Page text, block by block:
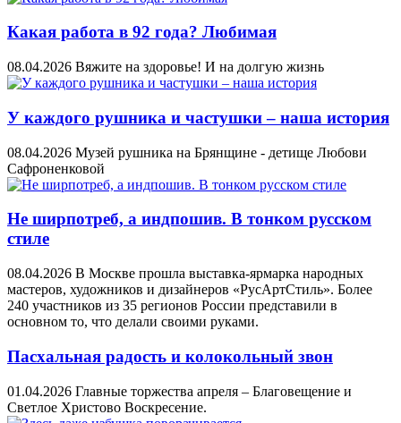
Какая работа в 92 года? Любимая
08.04.2026 Вяжите на здоровье! И на долгую жизнь
У каждого рушника и частушки – наша история
08.04.2026 Музей рушника на Брянщине - детище Любови
Сафроненковой
Не ширпотреб, а индпошив. В тонком русском
стиле
08.04.2026 В Москве прошла выставка-ярмарка народных
мастеров, художников и дизайнеров «РусАртСтиль». Более
240 участников из 35 регионов России представили в
основном то, что делали своими руками.
Пасхальная радость и колокольный звон
01.04.2026 Главные торжества апреля – Благовещение и
Светлое Христово Воскресение.